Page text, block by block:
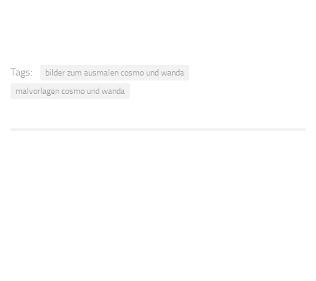
Tags:
bilder zum ausmalen cosmo und wanda
malvorlagen cosmo und wanda